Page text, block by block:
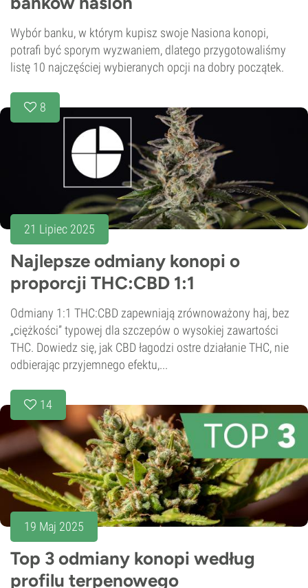
Wybór banku, w którym kupisz swoje Nasiona konopi,
potrafi być sporym wyzwaniem, dlatego przygotowaliśmy
listę 10 najczęściej wybieranych opcji na dobry początek.
8
21 Lipiec 2025
Najlepsze odmiany konopi o
proporcji THC:CBD 1:1
Odmiany 1:1 THC:CBD zapewniają zrównoważony haj, bez
„ciężkości” typowej dla szczepów o wysokiej zawartości
THC. Dowiedz się, jak CBD łagodzi ostre działanie THC, nie
odbierając przyjemnego efektu,...
14
19 Maj 2025
Top 3 odmiany konopi według
profilu terpenowego